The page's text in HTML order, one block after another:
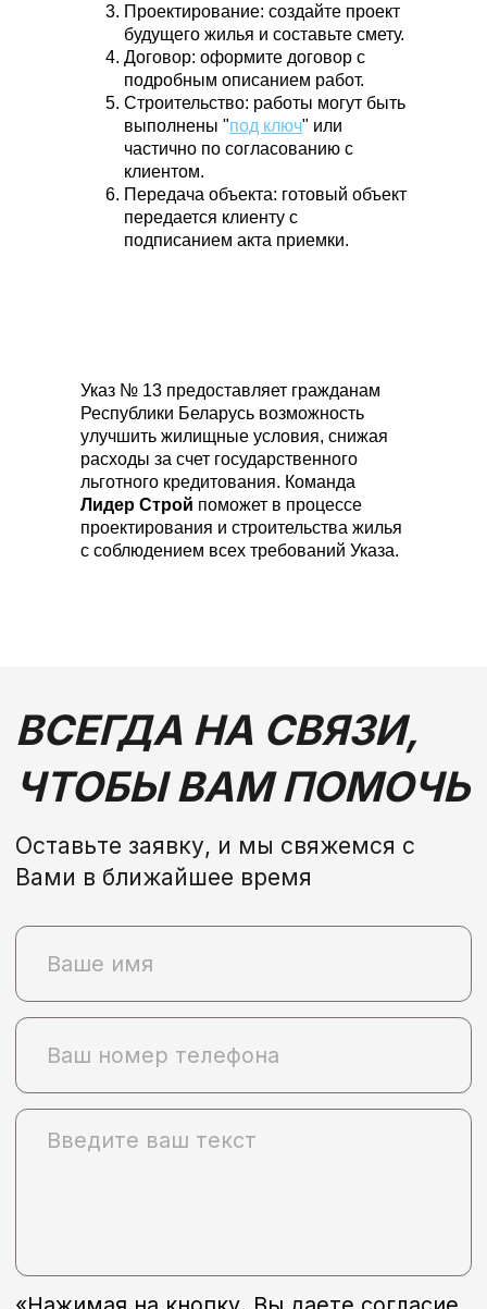
Проектирование: создайте проект
будущего жилья и составьте смету.
Договор: оформите договор с
подробным описанием работ.
Строительство: работы могут быть
выполнены "под ключ" или
частично по согласованию с
клиентом.
Передача объекта: готовый объект
передается клиенту с
подписанием акта приемки.
Указ № 13 предоставляет гражданам
Республики Беларусь возможность
улучшить жилищные условия, снижая
расходы за счет государственного
льготного кредитования. Команда
Лидер Строй поможет в процессе
проектирования и строительства жилья
с соблюдением всех требований Указа.
© 2021-2026 «Lider-stroy.by» Сайт не является
ООО «СтройЛидер»
Ранее ИП УНП 691937110
K375333777576@gmail.com
г. Минск, ул. Прушинских, д. 31 А,